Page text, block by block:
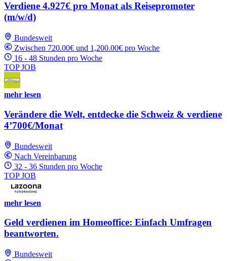
Verdiene 4.927€ pro Monat als Reisepromoter
(m/w/d)
Bundesweit
Zwischen 720.00€ und 1,200.00€ pro Woche
16 - 48 Stunden pro Woche
TOP JOB
mehr lesen
Verändere die Welt, entdecke die Schweiz & verdiene
4’700€/Monat
Bundesweit
Nach Vereinbarung
32 - 36 Stunden pro Woche
TOP JOB
mehr lesen
Geld verdienen im Homeoffice: Einfach Umfragen
beantworten.
Bundesweit